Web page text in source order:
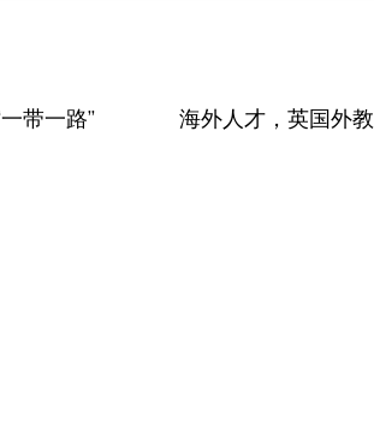
带一路”
海外人才，英国外